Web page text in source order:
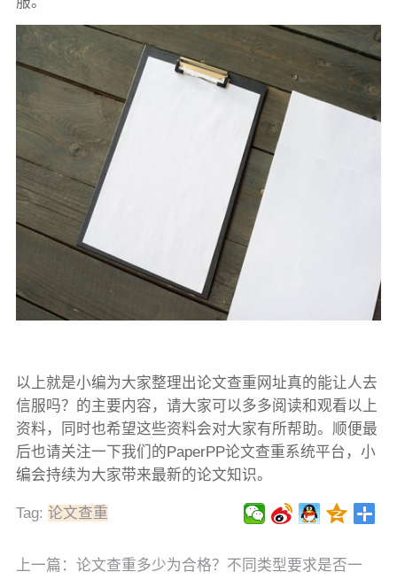
以上就是小编为大家整理出论文查重网址真的能让人去
信服吗？的主要内容，请大家可以多多阅读和观看以上
资料，同时也希望这些资料会对大家有所帮助。顺便最
后也请关注一下我们的PaperPP论文查重系统平台，小
编会持续为大家带来最新的论文知识。
Tag: 论文查重
上一篇： 论文查重多少为合格？不同类型要求是否一